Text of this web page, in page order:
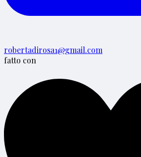
robertadirosa1@gmail.com
fatto con